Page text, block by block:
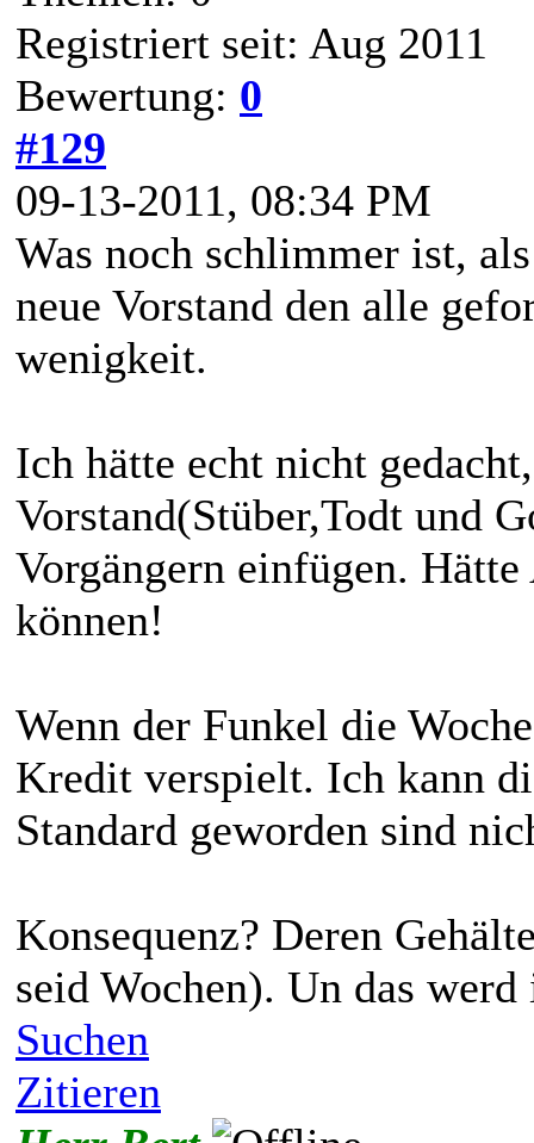
Registriert seit: Aug 2011
Bewertung: 0
#129
09-13-2011, 08:34 PM
Was noch schlimmer ist,
neue Vorstand den alle
wenigkeit.
Ich hätte echt nicht
Vorstand(Stüber,Todt und
Vorgängern einfügen.
können!
Wenn der Funkel die
Kredit verspielt. Ich kann
Standard geworden sind
Konsequenz? Deren
seid Wochen). Un das
Suchen
Zitieren